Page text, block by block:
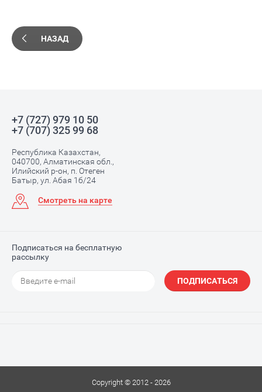
НАЗАД
+7 (727) 979 10 50
+7 (707) 325 99 68
Республика Казахстан,
040700, Алматинская обл.,
Илийский р-он, п. Отеген
Батыр, ул. Абая 1б/24
Смотреть на карте
Подписаться на бесплатную
рассылку
ПОДПИСАТЬСЯ
Copyright © 2012 - 2026